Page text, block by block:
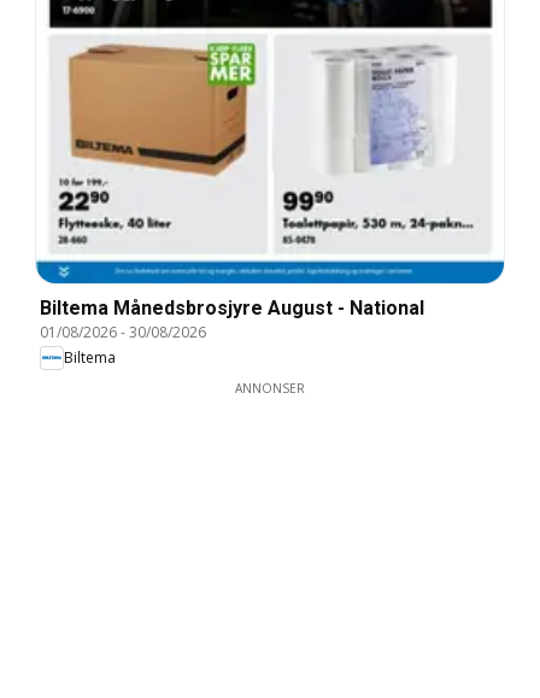
Biltema Månedsbrosjyre August - National
01/08/2026-30/08/2026
Biltema
ANNONSER